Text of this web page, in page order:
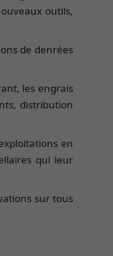
outils,
de denrées
les engrais
distribution
en
qui leur
sur tous